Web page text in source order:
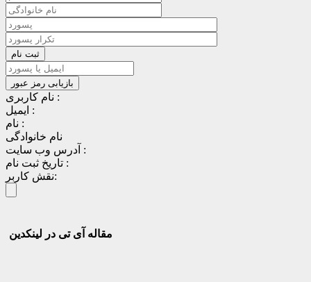
نام کاربری :
ایمیل :
نام :
نام خانوادگی
آدرس وب سایت :
تاریخ ثبت نام :
نقش کاربر:
مقاله آی تی در لینکدین